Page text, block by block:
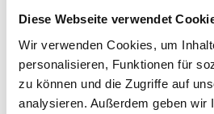
Diese Webseite verwendet
Wir verwenden Cookies, um
personalisieren, Funktionen für
zu können und die Zugriffe auf
analysieren. Außerdem geben wir
Gebinde